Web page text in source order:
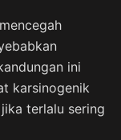
ini
karsinogenik
terlalu sering